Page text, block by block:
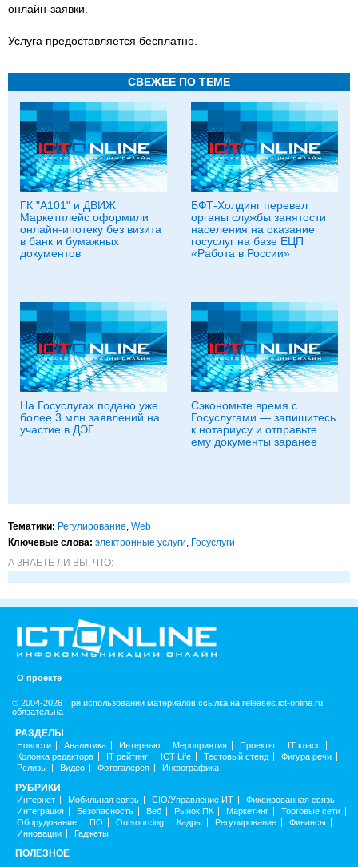
онлайн-заявки.
Услуга предоставляется бесплатно.
СВЕЖЕЕ ПО ТЕМЕ
ГК "А101" и ДВИЖ
Маркетплейс оформили
онлайн-ипотеку без визита
в банк и бумажных
документов
БФТ-Холдинг перевел
органы службы занятости
населения на оказание
госуслуг на базе ЕЦП
«Работа в России»
На Госуслугах подано уже
более 3 млн заявлений на
участие в ДЭГ
Сэкономьте время с
Госуслугами — запишитесь
к нотариусу и отправьте
ему документы заранее
Тематики: Регулирование, Web
Ключевые слова: электронные услуги, Госуслуги
А ЗНАЕТЕ ЛИ ВЫ, ЧТО:
О проекте
© 2004-2026 При использовании материалов ссылка на releases.ict-online.ru
обязательна
РАЗДЕЛЫ
Новости Аналитика Интервью Мероприятия Проекты
IT класс
Колонка редактора
IT рейтинг ICT Life Тестовый стенд
Фигура речи
Релизы
Видео Фотогалерея Инфографика
РУБРИКИ
Интернет Мобильная связь CIO/Управление ИТ
Фиксированная связь
Интеграция
Безопасность Веб Рынок ПК Маркетинг
Торговые сети
Оборудование
ПО Outsourcing Кадры Регулирование
Финансы
Инновации
Гаджеты
ПОЛЕЗНОЕ